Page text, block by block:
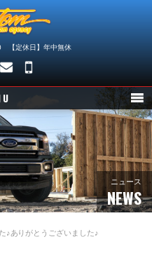
【定休日】年中無休
048-
745-
4446
ス
報
報
ンス
定
ニュース
NEWS
♪ありがとうございました♪